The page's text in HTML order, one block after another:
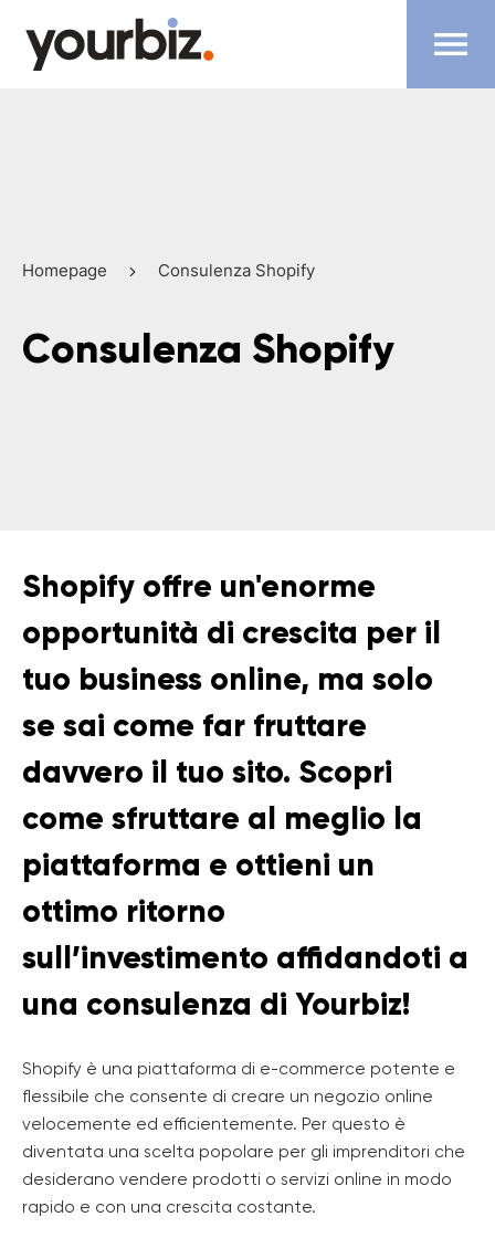
Homepage Consulenza Shopify
Consulenza Shopify
Shopify offre un'enorme
opportunità di crescita per il
tuo business online, ma solo
se sai come far fruttare
davvero il tuo sito. Scopri
come sfruttare al meglio la
piattaforma e ottieni un
ottimo ritorno
sull’investimento affidandoti a
una consulenza di Yourbiz!
Shopify è una piattaforma di e-commerce potente e
flessibile che consente di creare un negozio online
velocemente ed efficientemente. Per questo è
diventata una scelta popolare per gli imprenditori che
desiderano vendere prodotti o servizi online in modo
rapido e con una crescita costante.